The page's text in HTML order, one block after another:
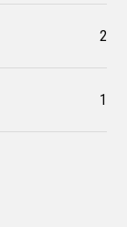
2
1